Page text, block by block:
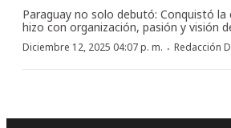
Paraguay no solo debutó: Conquistó la
hizo con organización, pasión y visión
Diciembre 12, 2025 04:07 p. m. · Redacción